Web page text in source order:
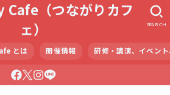
（つながりカフ
ェ）
とは 開催情報 研修・講演、イベン
SEARCH